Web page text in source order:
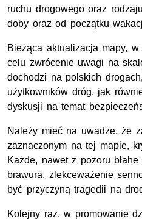
ruchu drogowego oraz
doby oraz od początku
Bieżąca aktualizacja mapy,
celu zwrócenie uwagi na
dochodzi na polskich
użytkowników dróg, jak
dyskusji na temat
Należy mieć na uwadze, że
zaznaczonym na tej mapie,
Każde, nawet z pozoru
brawura, zlekceważenie
być przyczyną tragedii na
Kolejny raz, w promowanie